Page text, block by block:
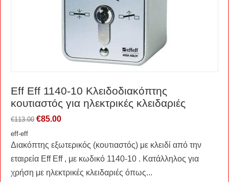
Eff Eff 1140-10 Κλειδοδιακόπτης
κουτιαστός για ηλεκτρικές κλειδαριές
€113.00 €85.00
eff-eff
Διακόπτης εξωτερικός (κουτιαστός) με κλειδί από την
εταιρεία Eff Eff , με κωδικό 1140-10 . Κατάλληλος για
χρήση με ηλεκτρικές κλειδαριές όπως...